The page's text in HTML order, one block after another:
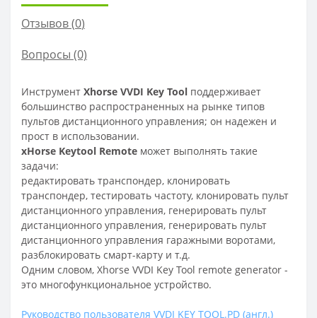
Отзывов (0)
Вопросы (0)
Инструмент Xhorse VVDI Key Tool поддерживает
большинство распространенных на рынке типов
пультов дистанционного управления; он надежен и
прост в использовании.
xHorse Keytool Remote может выполнять такие
задачи:
редактировать транспондер, клонировать
транспондер, тестировать частоту, клонировать пульт
дистанционного управления, генерировать пульт
дистанционного управления, генерировать пульт
дистанционного управления гаражными воротами,
разблокировать смарт-карту и т.д.
Одним словом, Xhorse VVDI Key Tool remote generator -
это многофункциональное устройство.
Руководство пользователя VVDI KEY TOOL.PD (англ.)